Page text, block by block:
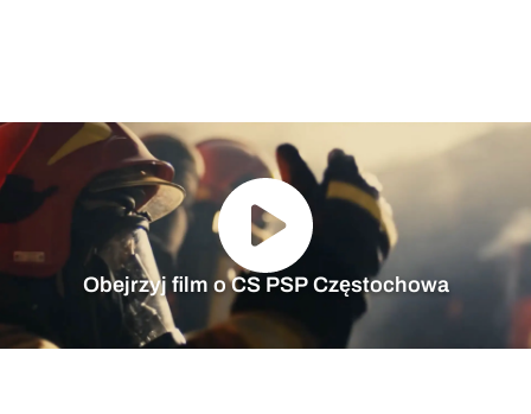
Obejrzyj film o CS PSP Częstochowa